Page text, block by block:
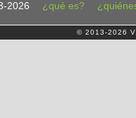
2026 ¿qué es?
© 2013-2026